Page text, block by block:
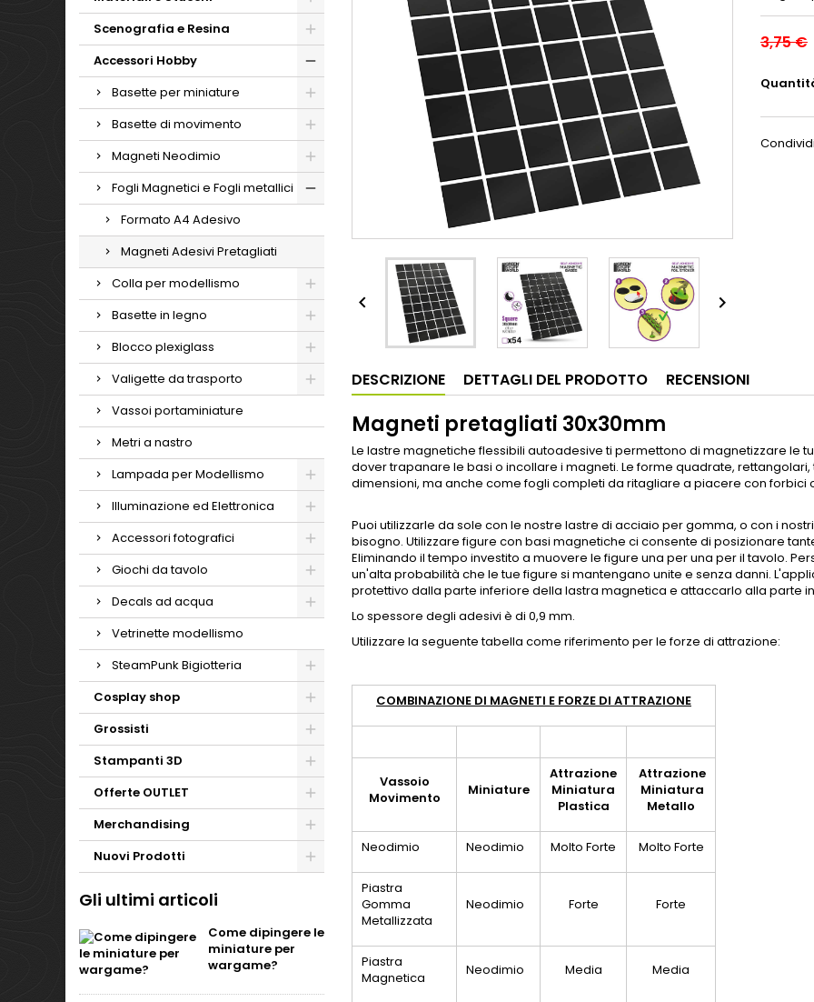
Scenografia e Resina
Accessori Hobby
Basette per miniature
Basette di movimento
Magneti Neodimio
Fogli Magnetici e Fogli metallici
Formato A4 Adesivo
Magneti Adesivi Pretagliati
Colla per modellismo
Basette in legno
Blocco plexiglass
Valigette da trasporto
Vassoi portaminiature
Metri a nastro
Lampada per Modellismo
Illuminazione ed Elettronica
Accessori fotografici
Giochi da tavolo
Decals ad acqua
Vetrinette modellismo
SteamPunk Bigiotteria
Cosplay shop
Grossisti
Stampanti 3D
Offerte OUTLET
Merchandising
Nuovi Prodotti
Gli ultimi articoli
Come dipingere le
miniature per
wargame?
 
3,75 €
DESCRIZIONE DETTAGLI DEL PRODOTTO RECENSIONI
Magneti pretagliati 30x30mm
Le lastre magnetiche flessibili autoadesive ti permettono di magnetizzare le
dover trapanare le basi o incollare i magneti. Le forme quadrate,
dimensioni, ma anche come fogli completi da ritagliare a piacere con forbici
Puoi utilizzarle da sole con le nostre lastre di acciaio per gomma, o con i
bisogno. Utilizzare figure con basi magnetiche ci consente di posizionare
Eliminando il tempo investito a muovere le figure una per una per il tavolo.
un'alta probabilità che le tue figure si mantengano unite e senza danni.
protettivo dalla parte inferiore della lastra magnetica e attaccarlo alla parte
Lo spessore degli adesivi è di 0,9 mm.
Utilizzare la seguente tabella come riferimento per le forze di attrazione:
COMBINAZIONE DI MAGNETI E FORZE DI ATTRAZIONE
Vassoio
Movimento
Miniature
Attrazione
Miniatura
Plastica
Attrazione
Miniatura
Metallo
Neodimio Neodimio Molto Forte Molto Forte
Piastra
Gomma
Metallizzata
Neodimio Forte Forte
Piastra
Magnetica
Neodimio Media Media